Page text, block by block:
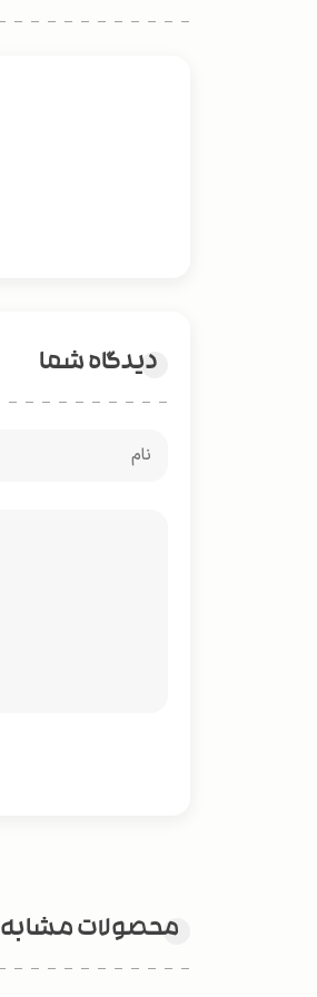
دیدگاه شما
محصولات مشابه